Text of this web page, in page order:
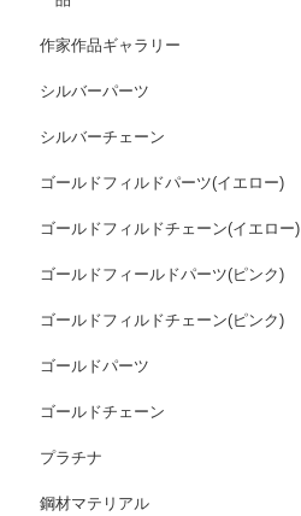
作家作品ギャラリー
シルバーパーツ
シルバーチェーン
ゴールドフィルドパーツ(イエロー)
ゴールドフィルドチェーン(イエロー)
ゴールドフィールドパーツ(ピンク)
ゴールドフィルドチェーン(ピンク)
ゴールドパーツ
ゴールドチェーン
プラチナ
鋼材マテリアル